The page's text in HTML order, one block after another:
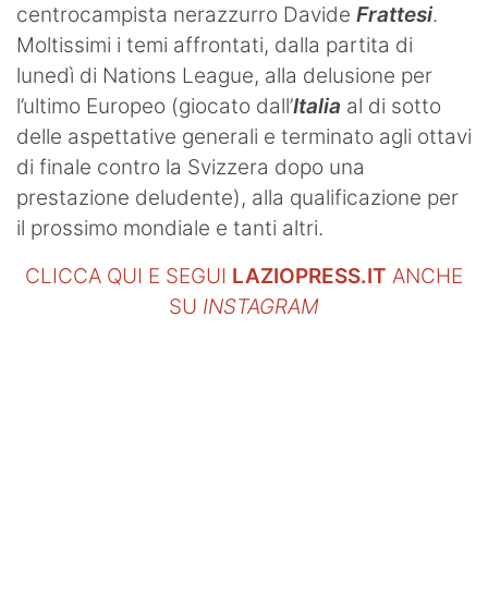
centrocampista nerazzurro Davide Frattesi.
Moltissimi i temi affrontati, dalla partita di
lunedì di Nations League, alla delusione per
l’ultimo Europeo (giocato dall’Italia al di sotto
delle aspettative generali e terminato agli ottavi
di finale contro la Svizzera dopo una
prestazione deludente), alla qualificazione per
il prossimo mondiale e tanti altri.
CLICCA QUI E SEGUI LAZIOPRESS.IT ANCHE
SU INSTAGRAM